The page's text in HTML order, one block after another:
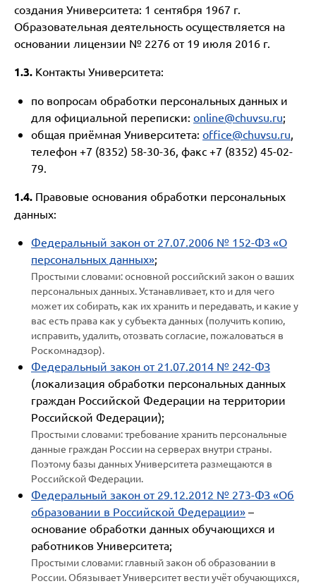
создания Университета: 1 сентября 1967 г.
Образовательная деятельность осуществляется на
основании лицензии № 2276 от 19 июля 2016 г.
1.3. Контакты Университета:
по вопросам обработки персональных данных и
для официальной переписки: online@chuvsu.ru;
общая приёмная Университета: office@chuvsu.ru
телефон +7 (8352) 58-30-36, факс +7 (8352) 45-02-
79.
1.4. Правовые основания обработки персональных
данных:
Федеральный закон от 27.07.2006 № 152-ФЗ «О
персональных данных»;
Простыми словами: основной российский закон о ваших
персональных данных. Устанавливает, кто и для чего
может их собирать, как их хранить и передавать, и какие у
вас есть права как у субъекта данных (получить копию,
исправить, удалить, отозвать согласие, пожаловаться в
Роскомнадзор).
Федеральный закон от 21.07.2014 № 242-ФЗ
(локализация обработки персональных данных
граждан Российской Федерации на территории
Российской Федерации);
Простыми словами: требование хранить персональные
данные граждан России на серверах внутри страны.
Поэтому базы данных Университета размещаются в
Российской Федерации.
Федеральный закон от 29.12.2012 № 273-ФЗ «Об
образовании в Российской Федерации» –
основание обработки данных обучающихся и
работников Университета;
Простыми словами: главный закон об образовании в
России. Обязывает Университет вести учёт обучающихся,